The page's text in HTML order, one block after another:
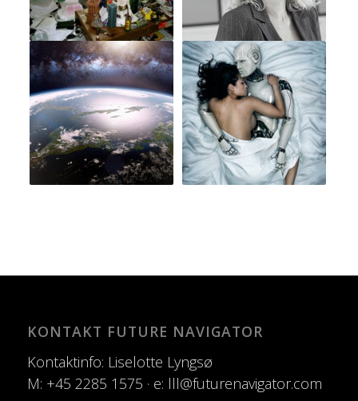
KONTAKT FUTURE NAVIGATOR
Kontaktinfo: Liselotte Lyngsø
M: +45 2285 1575 · e: lll@futurenavigator.com